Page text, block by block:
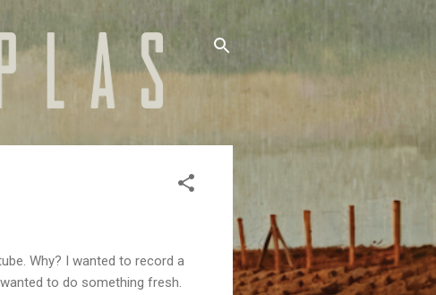
Why? I wanted to record a
to do something fresh.